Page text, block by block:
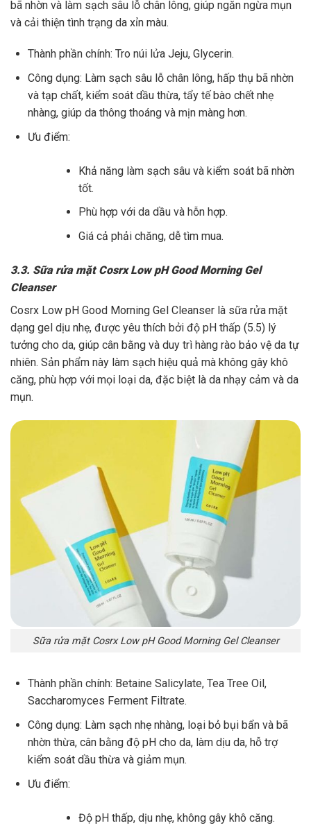
bã nhờn và làm sạch sâu lỗ chân lông, giúp ngăn ngừa mụn
và cải thiện tình trạng da xỉn màu.
Thành phần chính: Tro núi lửa Jeju, Glycerin.
Công dụng: Làm sạch sâu lỗ chân lông, hấp thụ bã nhờn
và tạp chất, kiểm soát dầu thừa, tẩy tế bào chết nhẹ
nhàng, giúp da thông thoáng và mịn màng hơn.
Ưu điểm:
Khả năng làm sạch sâu và kiểm soát bã nhờn
tốt.
Phù hợp với da dầu và hỗn hợp.
Giá cả phải chăng, dễ tìm mua.
3.3. Sữa rửa mặt Cosrx Low pH Good Morning Gel
Cleanser
Cosrx Low pH Good Morning Gel Cleanser là sữa rửa mặt
dạng gel dịu nhẹ, được yêu thích bởi độ pH thấp (5.5) lý
tưởng cho da, giúp cân bằng và duy trì hàng rào bảo vệ da tự
nhiên. Sản phẩm này làm sạch hiệu quả mà không gây khô
căng, phù hợp với mọi loại da, đặc biệt là da nhạy cảm và da
mụn.
Sữa rửa mặt Cosrx Low pH Good Morning Gel Cleanser
Thành phần chính: Betaine Salicylate, Tea Tree Oil,
Saccharomyces Ferment Filtrate.
Công dụng: Làm sạch nhẹ nhàng, loại bỏ bụi bẩn và bã
nhờn thừa, cân bằng độ pH cho da, làm dịu da, hỗ trợ
kiểm soát dầu thừa và giảm mụn.
Ưu điểm:
Độ pH thấp, dịu nhẹ, không gây khô căng.